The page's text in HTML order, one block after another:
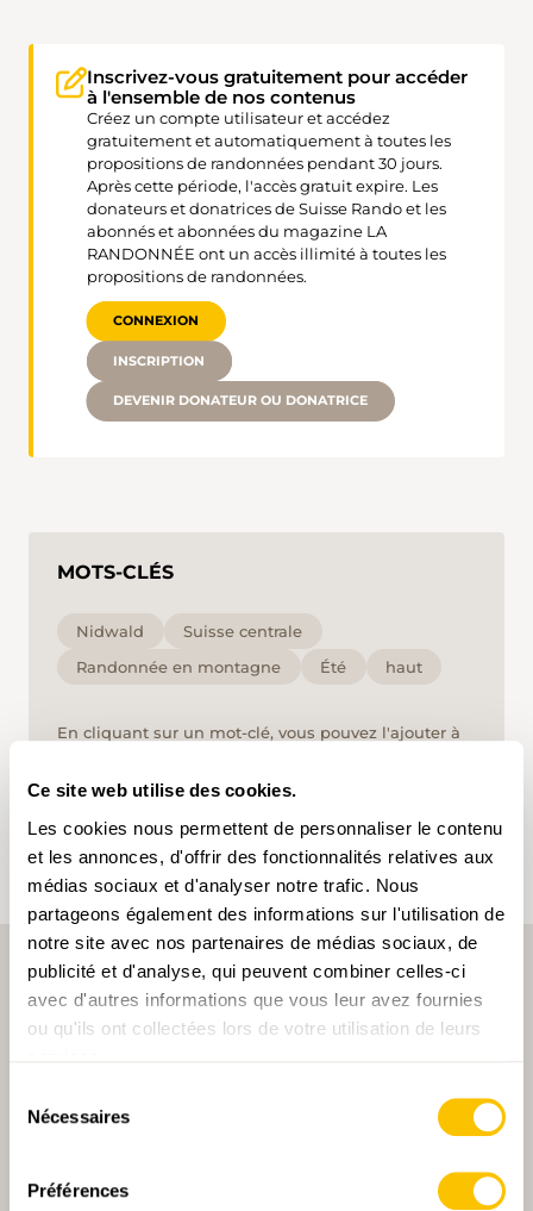
Ce site web utilise des cookies.
Les cookies nous permettent de personnaliser le contenu
et les annonces, d'offrir des fonctionnalités relatives aux
médias sociaux et d'analyser notre trafic. Nous
partageons également des informations sur l'utilisation de
notre site avec nos partenaires de médias sociaux, de
publicité et d'analyse, qui peuvent combiner celles-ci
avec d'autres informations que vous leur avez fournies
ou qu'ils ont collectées lors de votre utilisation de leurs
Nécessaires
Préférences
Inscrivez-vous gratuitement pour accéder
à l'ensemble de nos contenus
Créez un compte utilisateur et accédez
gratuitement et automatiquement à toutes les
propositions de randonnées pendant 30 jours.
Après cette période, l'accès gratuit expire. Les
donateurs et donatrices de Suisse Rando et les
abonnés et abonnées du magazine LA
RANDONNÉE ont un accès illimité à toutes les
propositions de randonnées.
CONNEXION
INSCRIPTION
DEVENIR DONATEUR OU DONATRICE
MOTS-CLÉS
Nidwald
Suisse centrale
Randonnée en montagne
Été haut
En cliquant sur un mot-clé, vous pouvez l'ajouter à
peuvent être enregistrés que dans un compte